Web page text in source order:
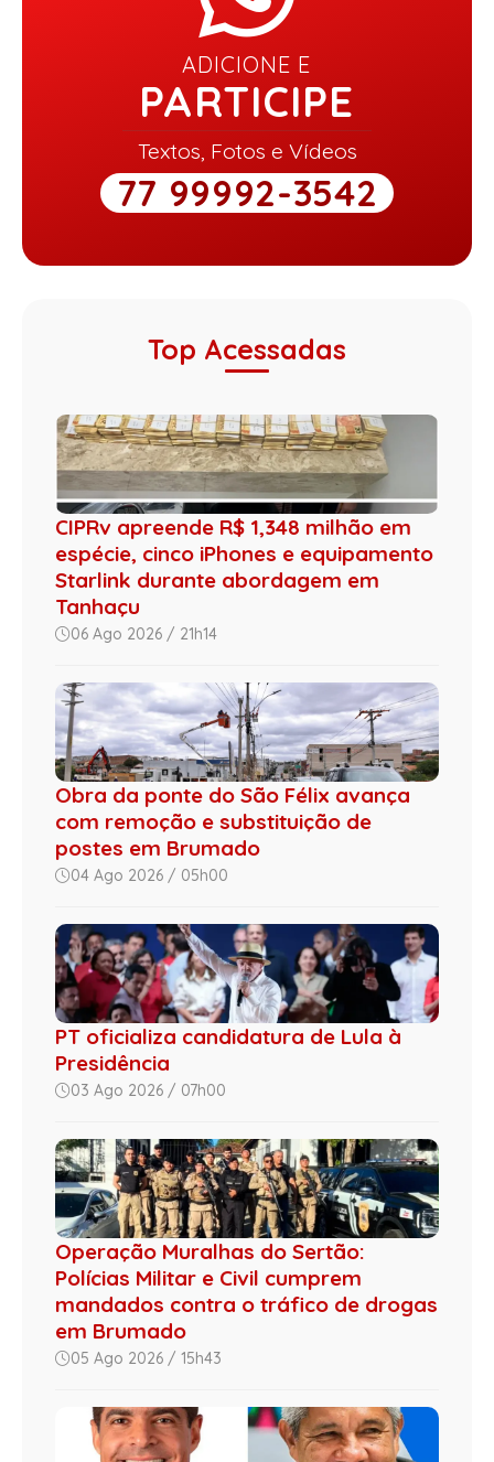
ADICIONE E
PARTICIPE
Textos, Fotos e Vídeos
77 99992-3542
Top Acessadas
CIPRv apreende R$ 1,348 milhão em
espécie, cinco iPhones e equipamento
Starlink durante abordagem em
Tanhaçu
06 Ago 2026 / 21h14
Obra da ponte do São Félix avança
com remoção e substituição de
postes em Brumado
04 Ago 2026 / 05h00
PT oficializa candidatura de Lula à
Presidência
03 Ago 2026 / 07h00
Operação Muralhas do Sertão:
Polícias Militar e Civil cumprem
mandados contra o tráfico de drogas
em Brumado
05 Ago 2026 / 15h43